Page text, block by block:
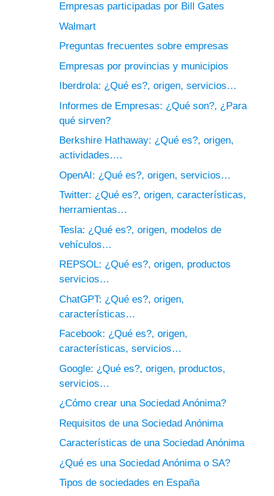
Empresas participadas por Bill Gates
Walmart
Preguntas frecuentes sobre empresas
Empresas por provincias y municipios
Iberdrola: ¿Qué es?, origen, servicios…
Informes de Empresas: ¿Qué son?, ¿Para
qué sirven?
Berkshire Hathaway: ¿Qué es?, origen,
actividades….
OpenAI: ¿Qué es?, origen, servicios…
Twitter: ¿Qué es?, origen, características,
herramientas…
Tesla: ¿Qué es?, origen, modelos de
vehículos…
REPSOL: ¿Qué es?, origen, productos
servicios…
ChatGPT: ¿Qué es?, origen,
características…
Facebook: ¿Qué es?, origen,
características, servicios…
Google: ¿Qué es?, origen, productos,
servicios…
¿Cómo crear una Sociedad Anónima?
Requisitos de una Sociedad Anónima
Características de una Sociedad Anónima
¿Qué es una Sociedad Anónima o SA?
Tipos de sociedades en España